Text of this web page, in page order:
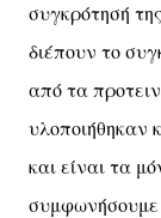
συγκρότησή
διέπουν το
από τα
υλοποιήθηκαν
και είναι τα
συμφωνήσουμε